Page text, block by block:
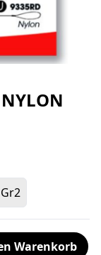
Warenkorb